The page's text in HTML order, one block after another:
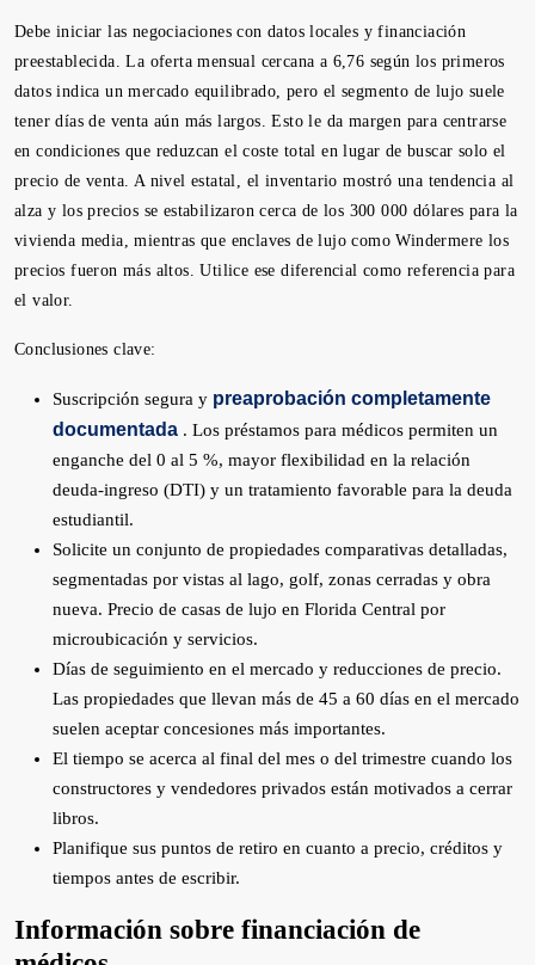
Debe iniciar las negociaciones con datos locales y financiación
preestablecida. La oferta mensual cercana a 6,76 según los primeros
datos indica un mercado equilibrado, pero el segmento de lujo suele
tener días de venta aún más largos. Esto le da margen para centrarse
en condiciones que reduzcan el coste total en lugar de buscar solo el
precio de venta. A nivel estatal, el inventario mostró una tendencia al
alza y los precios se estabilizaron cerca de los 300 000 dólares para la
vivienda media, mientras que enclaves de lujo como Windermere los
precios fueron más altos. Utilice ese diferencial como referencia para
el valor.
Conclusiones clave:
Suscripción segura y preaprobación completamente
documentada . Los préstamos para médicos permiten un
enganche del 0 al 5 %, mayor flexibilidad en la relación
deuda-ingreso (DTI) y un tratamiento favorable para la deuda
estudiantil.
Solicite un conjunto de propiedades comparativas detalladas,
segmentadas por vistas al lago, golf, zonas cerradas y obra
nueva. Precio de casas de lujo en Florida Central por
microubicación y servicios.
Días de seguimiento en el mercado y reducciones de precio.
Las propiedades que llevan más de 45 a 60 días en el mercado
suelen aceptar concesiones más importantes.
El tiempo se acerca al final del mes o del trimestre cuando los
constructores y vendedores privados están motivados a cerrar
libros.
Planifique sus puntos de retiro en cuanto a precio, créditos y
tiempos antes de escribir.
Información sobre financiación de